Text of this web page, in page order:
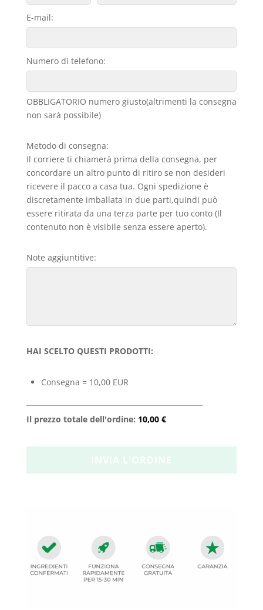
E-mail:
Numero di telefono:
OBBLIGATORIO numero giusto(altrimenti la consegna
non sarà possibile)
Metodo di consegna:
Il corriere ti chiamerà prima della consegna, per
concordare un altro punto di ritiro se non desideri
ricevere il pacco a casa tua. Ogni spedizione è
discretamente imballata in due parti,quindi può
essere ritirata da una terza parte per tuo conto (Il
contenuto non è visibile senza essere aperto).
Note aggiuntitive:
HAI SCELTO QUESTI PRODOTTI:
Consegna = 10,00 EUR
Il prezzo totale dell'ordine: 10,00 €